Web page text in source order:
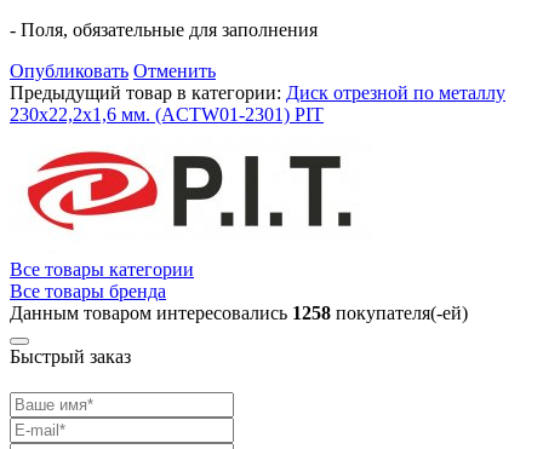
- Поля, обязательные для заполнения
Опубликовать Отменить
Предыдущий товар в категории: Диск отрезной по металлу
230x22,2x1,6 мм. (ACTW01-2301) PIT
Все товары категории
Все товары бренда
Данным товаром интересовались 1258 покупателя(-ей)
Быстрый заказ